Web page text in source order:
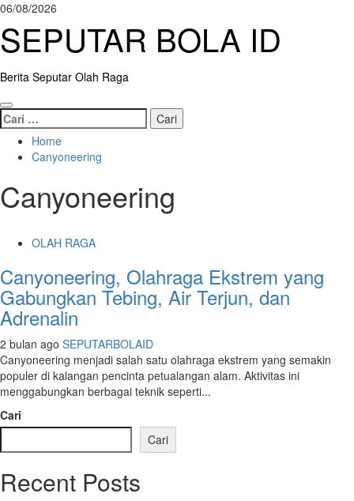
Skip
content
06/08/2026
SEPUTAR BOLA ID
Berita Seputar Olah Raga
Primary
Menu
Cari
untuk:
Home
Canyoneering
Canyoneering
OLAH RAGA
Canyoneering, Olahraga Ekstrem yang
Gabungkan Tebing, Air Terjun, dan
Adrenalin
2 bulan ago SEPUTARBOLAID
Canyoneering menjadi salah satu olahraga ekstrem yang semakin
populer di kalangan pencinta petualangan alam. Aktivitas ini
menggabungkan berbagai teknik seperti...
Cari
Cari
Recent Posts